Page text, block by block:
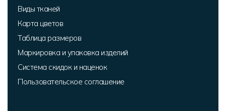
Виды тканей
Карта цветов
Таблица размеров
Маркировка и упаковка изделий
Система скидок и наценок
Пользовательское соглашение